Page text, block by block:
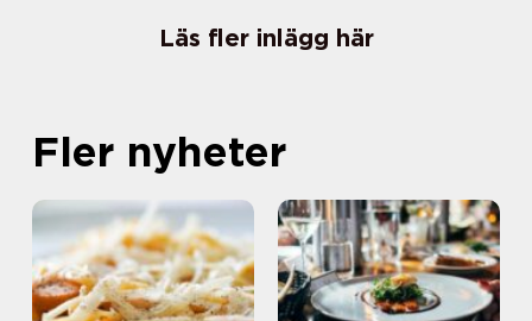
Läs fler inlägg här
Fler nyheter